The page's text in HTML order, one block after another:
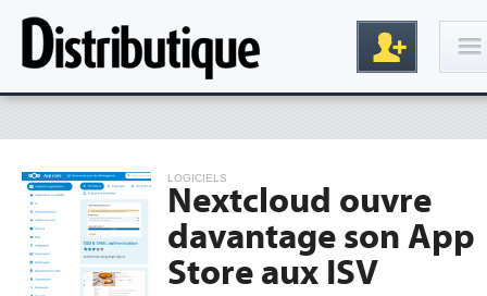
LOGICIELS
Nextcloud ouvre
davantage son App
Store aux ISV